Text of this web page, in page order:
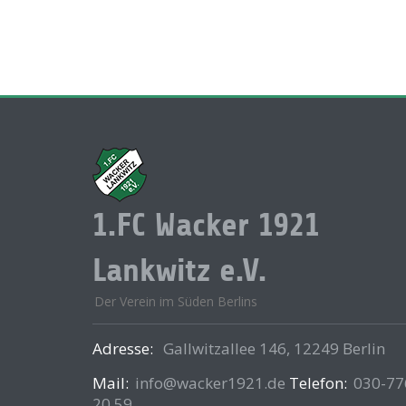
1.FC Wacker 1921
Lankwitz e.V.
Der Verein im Süden Berlins
Adresse: Gallwitzallee 146, 12249 Berlin
Mail: info@wacker1921.de Telefon: 030-